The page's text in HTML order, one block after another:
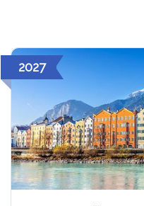
2027